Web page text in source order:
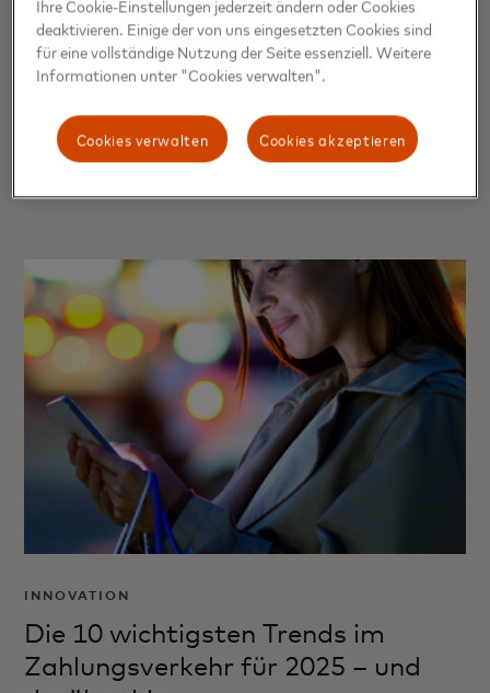
Europas digitale Wirtschaft
fördern
eine Zukunft in der Vertrauen, Transparenz und Kontrolle
jede Interaktion bestimmen
INNOVATION
Die 10 wichtigsten Trends im
Zahlungsverkehr für 2025 – und
Ihre Cookie-Einstellungen jederzeit ändern oder Cookies
deaktivieren. Einige der von uns eingesetzten Cookies sind
für eine vollständige Nutzung der Seite essenziell. Weitere
Informationen unter "Cookies verwalten".
Cookies akzeptieren
Cookies verwalten